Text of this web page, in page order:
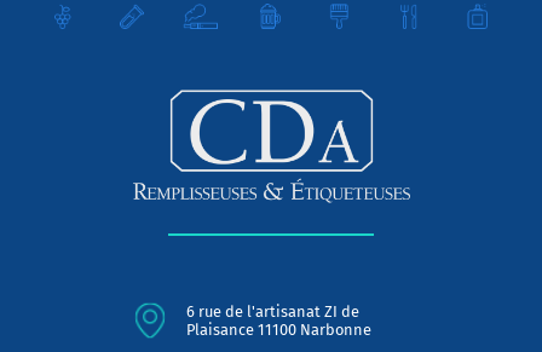
6 rue de l'artisanat ZI de
Plaisance 11100 Narbonne